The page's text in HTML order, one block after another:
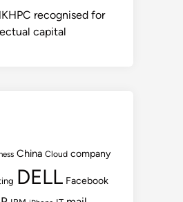
recognised for
capital
China Cloud company
DELL Facebook